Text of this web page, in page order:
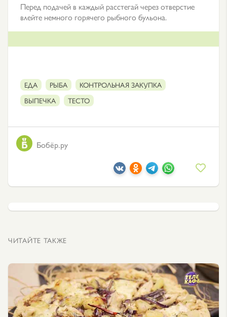
Перед подачей в каждый расстегай через отверстие
влейте немного горячего рыбного бульона.
ЕДА РЫБА
КОНТРОЛЬНАЯ ЗАКУПКА
ВЫПЕЧКА
ТЕСТО
Бобёр.ру
ЧИТАЙТЕ ТАКЖЕ